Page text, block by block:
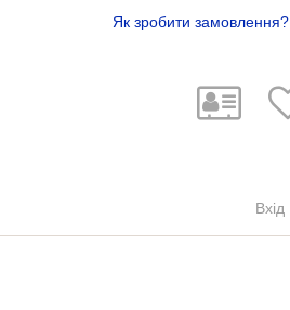
Як зробити замовлення?
Вхід